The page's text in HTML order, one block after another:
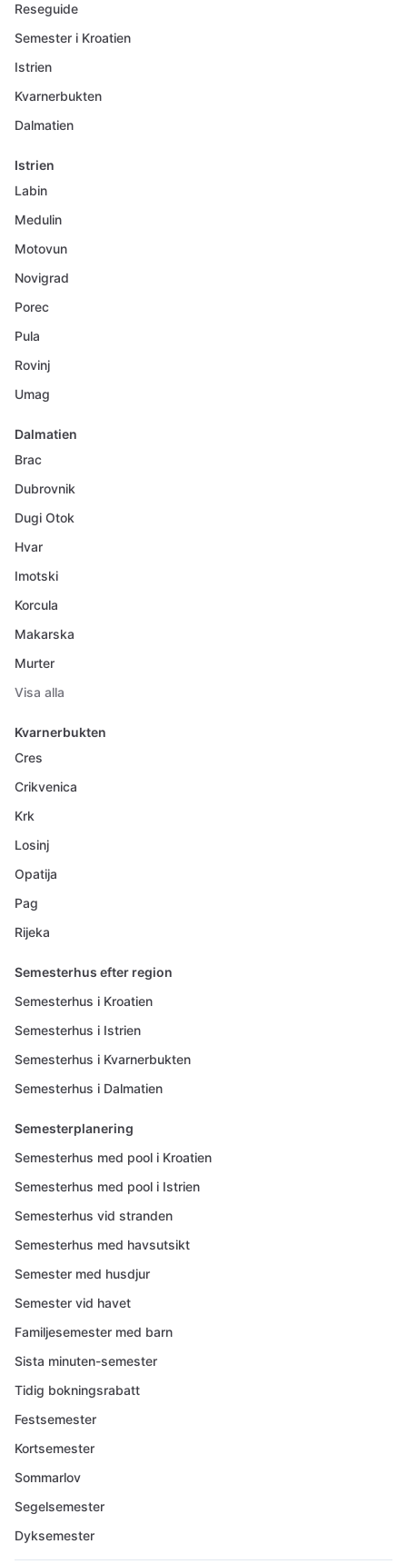
Reseguide
Semester i Kroatien
Istrien
Kvarnerbukten
Dalmatien
Istrien
Labin
Medulin
Motovun
Novigrad
Porec
Pula
Rovinj
Umag
Dalmatien
Brac
Dubrovnik
Dugi Otok
Hvar
Imotski
Korcula
Makarska
Murter
Visa alla
Kvarnerbukten
Cres
Crikvenica
Krk
Losinj
Opatija
Pag
Rijeka
Semesterhus efter region
Semesterhus i Kroatien
Semesterhus i Istrien
Semesterhus i Kvarnerbukten
Semesterhus i Dalmatien
Semesterplanering
Semesterhus med pool i Kroatien
Semesterhus med pool i Istrien
Semesterhus vid stranden
Semesterhus med havsutsikt
Semester med husdjur
Semester vid havet
Familjesemester med barn
Sista minuten-semester
Tidig bokningsrabatt
Festsemester
Kortsemester
Sommarlov
Segelsemester
Dyksemester